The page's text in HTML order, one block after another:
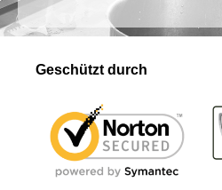
Geschützt durch